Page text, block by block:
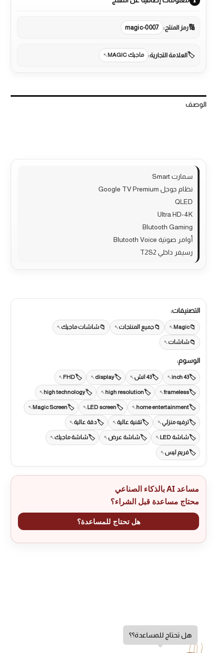
رمز المنتج: magic-0007
العلامة التجارية: ماجيك MAGIC
الوصف
سمارت Smart
نظام جوجل Google TV Premium
QLED
Ultra HD-4K
Blutooth Gaming
أوامر صوتية Blutooth Voice
رسيفر داخلي T2S2
التصنيفات:
Magic جميع المنتجات شاشات ماجيك
شاشات
الوسوم:
43 inch 43 انش display
FHD
frameless
high resolution
high technology
home entertainment
LED screen
Magic Screen
ترفيه منزلي تقنية عالية دقة عالية
شاشة LED شاشة عرض شاشة ماجيك
فريم ليس
مساعد AI بالذكاء الصناعي
محتاج مساعدة قبل الشراء؟
هل تحتاج للمساعدة؟
هل تحتاج للمساعدة؟؟